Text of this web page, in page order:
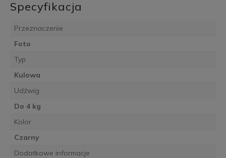
Specyfikacja
Przeznaczenie
Foto
Typ
Kulowa
Udźwig
Do 4 kg
Kolor
Czarny
Dodatkowe informacje